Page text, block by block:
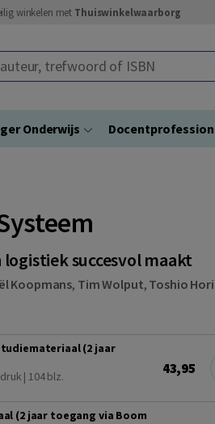
winkelen met Thuiswinkelwaarborg
trefwoord of ISBN
Onderwijs
succesvol maakt
Koopmans, Tim Wolput, Toshio
(2 jaar
| 104 blz.
43,95
(2 jaar toegang via Boom